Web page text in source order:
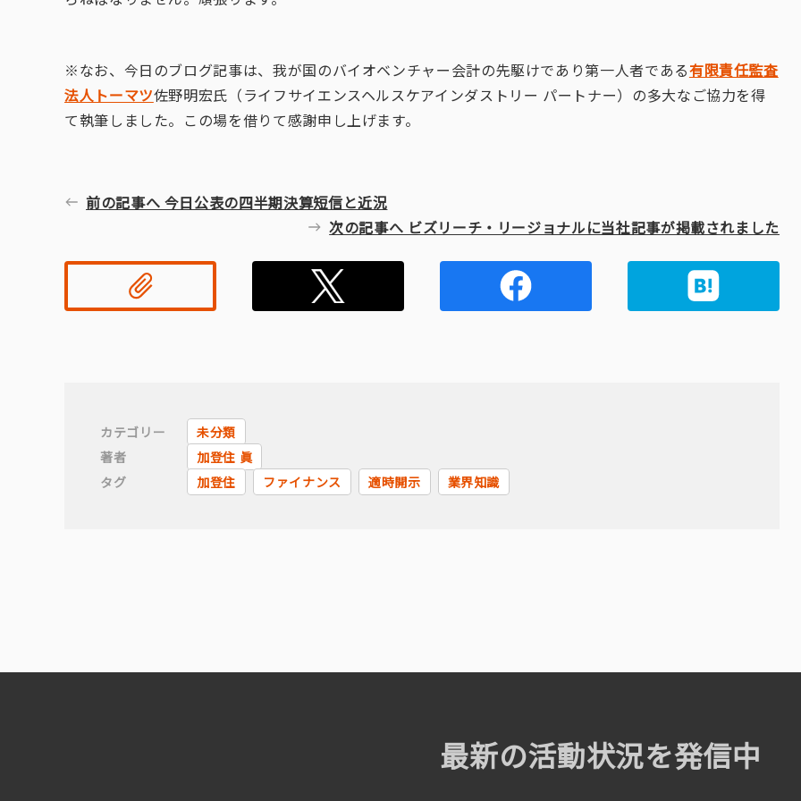
※なお、今日のブログ記事は、我が国のバイオベンチャー会計の先駆けであり第一人者である有限責任監査
法人トーマツ佐野明宏氏（ライフサイエンスヘルスケアインダストリー パートナー）の多大なご協力を得
て執筆しました。この場を借りて感謝申し上げます。
前の記事へ 今日公表の四半期決算短信と近況
次の記事へ ビズリーチ・リージョナルに当社記事が掲載されました
カテゴリー
未分類
著者
加登住 眞
タグ
加登住 ファイナンス 適時開示 業界知識
最新の活動状況を発信中